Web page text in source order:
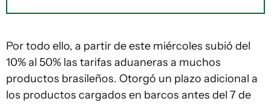
Por todo ello, a partir de este miércoles subió del
10% al 50% las tarifas aduaneras a muchos
productos brasileños. Otorgó un plazo adicional a
los productos cargados en barcos antes del 7 de